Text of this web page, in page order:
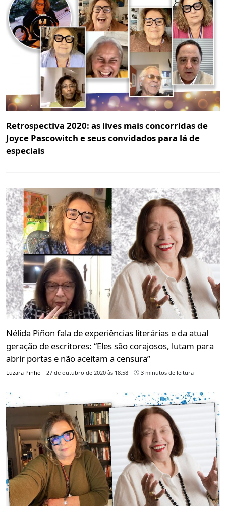
Retrospectiva 2020: as lives mais concorridas de
Joyce Pascowitch e seus convidados para lá de
especiais
Nélida Piñon fala de experiências literárias e da atual
geração de escritores: “Eles são corajosos, lutam para
abrir portas e não aceitam a censura”
Luzara Pinho 27 de outubro de 2020 às 18:58 3 minutos de leitura